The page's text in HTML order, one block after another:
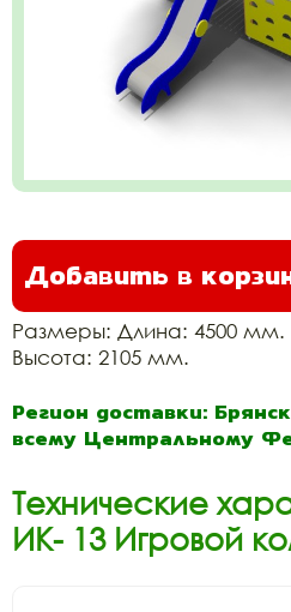
Добавить в
Размеры: Длина: 4500
Высота: 2105 мм.
Регион доставки:
всему Центральному
Технические
ИК- 13 Игровой